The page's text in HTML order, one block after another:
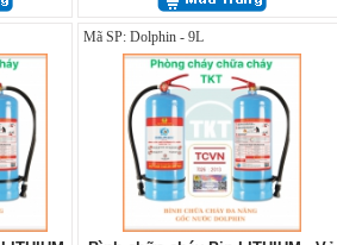
Mã SP: Dolphin - 9L